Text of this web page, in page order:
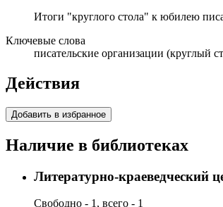
Итоги "круглого стола" к юбилею
Ключевые слова
писательские организации (круглый
Действия
Добавить в избранное
Наличие в библиотеках
Литературно-краеведческий
Свободно - 1, всего - 1